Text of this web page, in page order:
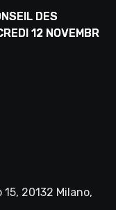
DES
12 NOVEMBRE
20132 Milano,